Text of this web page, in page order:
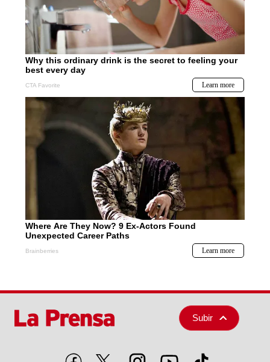
Subir